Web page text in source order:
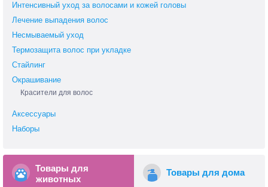
Интенсивный уход за волосами и кожей головы
Лечение выпадения волос
Несмываемый уход
Термозащита волос при укладке
Стайлинг
Окрашивание
Красители для волос
Аксессуары
Наборы
Товары для
животных
Товары для дома